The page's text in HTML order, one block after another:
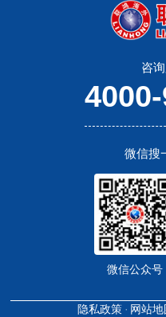
咨
微信搜
微信公众号
隐私政策 网站地